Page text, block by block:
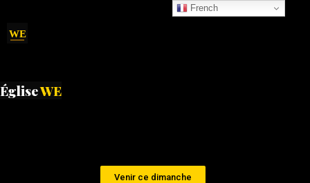
WE
ÉgliseWE
Venir ce dimanche
French